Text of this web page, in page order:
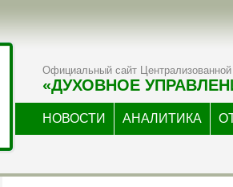
Официальный сайт Централизованной
«ДУХОВНОЕ
НОВОСТИ АНАЛИТИКА